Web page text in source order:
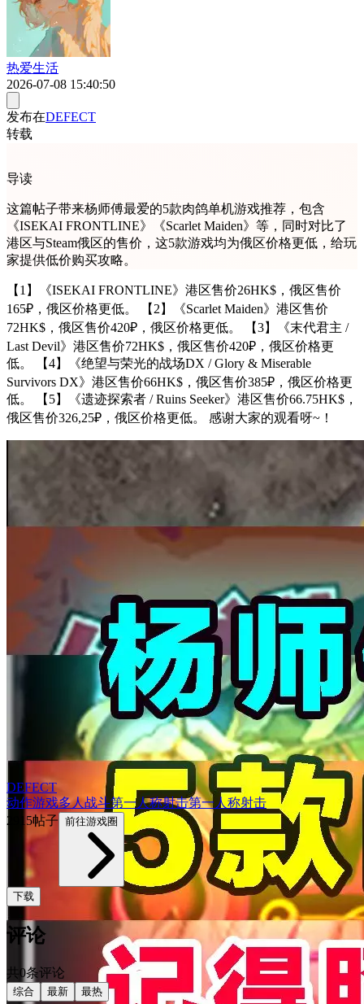
热爱生活
2026-07-08 15:40:50
发布在DEFECT
转载
导读
这篇帖子带来杨师傅最爱的5款肉鸽单机游戏推荐，包含
《ISEKAI FRONTLINE》《Scarlet Maiden》等，同时对比了
港区与Steam俄区的售价，这5款游戏均为俄区价格更低，给玩
家提供低价购买攻略。
【1】《ISEKAI FRONTLINE》港区售价26HK$，俄区售价
165₽，俄区价格更低。 【2】《Scarlet Maiden》港区售价
72HK$，俄区售价420₽，俄区价格更低。 【3】《末代君主 /
Last Devil》港区售价72HK$，俄区售价420₽，俄区价格更
低。 【4】《绝望与荣光的战场DX / Glory & Miserable
Survivors DX》港区售价66HK$，俄区售价385₽，俄区价格更
低。 【5】《遗迹探索者 / Ruins Seeker》港区售价66.75HK$，
俄区售价326,25₽，俄区价格更低。 感谢大家的观看呀~！
DEFECT
动作游戏多人战斗第一人称射击第一人称射击
2915帖子 前往游戏圈
下载
评论
共0条评论
综合 最新 最热